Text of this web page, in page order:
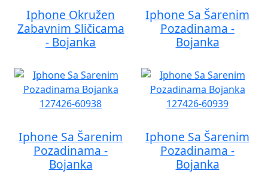
Iphone Okružen
Zabavnim Sličicama
- Bojanka
Iphone Sa Šarenim
Pozadinama -
Bojanka
Iphone Sa Šarenim
Pozadinama -
Bojanka
Iphone Sa Šarenim
Pozadinama -
Bojanka